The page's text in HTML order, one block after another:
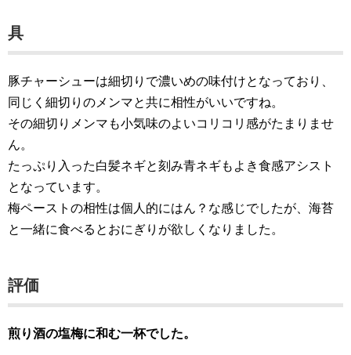
具
豚チャーシューは細切りで濃いめの味付けとなっており、
同じく細切りのメンマと共に相性がいいですね。
その細切りメンマも小気味のよいコリコリ感がたまりませ
ん。
たっぷり入った白髪ネギと刻み青ネギもよき食感アシスト
となっています。
梅ペーストの相性は個人的にはん？な感じでしたが、海苔
と一緒に食べるとおにぎりが欲しくなりました。
評価
煎り酒の塩梅に和む一杯でした。